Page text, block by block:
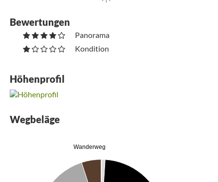
Bewertungen
Panorama
Kondition
Höhenprofil
Wegbeläge
Wanderweg